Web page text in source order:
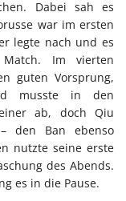
Dabei sah es
war im ersten
legte nach und es
Match. Im vierten
guten Vorsprung,
musste in den
ab, doch Qiu
den Ban ebenso
nutzte seine erste
des Abends.
es in die Pause.